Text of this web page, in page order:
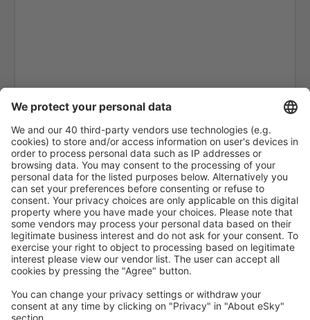
Santiago de Compostela Lavacolla (SCQ)
Leon Airport (LEN)
Lleida-Alguaire Airport (ILD)
Madrid Barajas (MAD)
Valencia Manises (VLC)
Salamanca Matacan (SLM)
Melilla Airport (MLN)
Murcia